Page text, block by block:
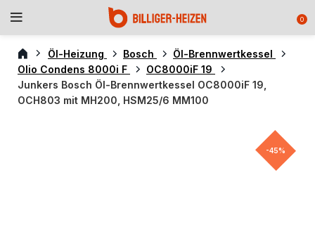
0
Öl-Heizung Bosch
Öl-Brennwertkessel
Olio Condens 8000i F
OC8000iF 19
Junkers Bosch Öl-Brennwertkessel OC8000iF 19,
OCH803 mit MH200, HSM25/6 MM100
-45%